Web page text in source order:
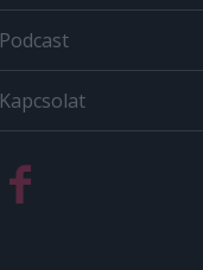
Podcast
Kapcsolat